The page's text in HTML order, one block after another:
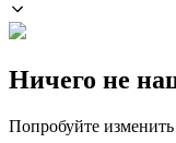
Ничего не
Попробуйте